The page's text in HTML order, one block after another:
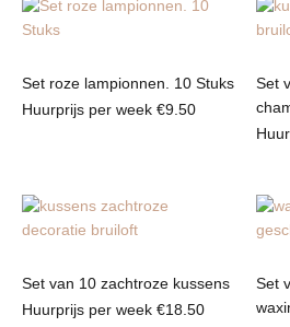
Set roze lampionnen. 10 Stuks
Huurprijs per week €9.50
Set
Set van 10 zachtroze kussens
Huurprijs per week €18.50
Set